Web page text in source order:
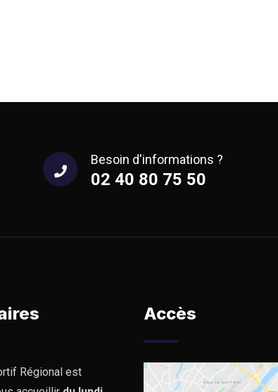
Besoin d'informations ?
02 40 80 75 50
Régional est
Accès